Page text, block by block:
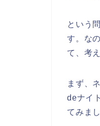
という
す。な
て、考
まず、
deナイ
てみま